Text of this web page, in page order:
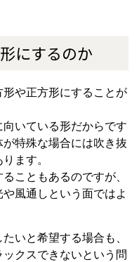
にするのか
や正方形にすることが
いている形だからです
特殊な場合には吹き抜
ます。
こともあるのですが、
風通しという面ではよ
いと希望する場合も、
クスできないという問